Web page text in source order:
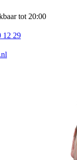
tot 20:00
12 29